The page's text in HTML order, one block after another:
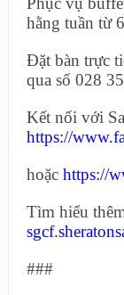
hằng tuần từ
Đặt bàn trực
qua số 028
Kết nối với
https://
hoặc https://
Tìm hiểu
###